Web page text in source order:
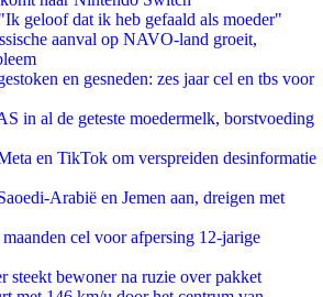
geloof dat ik heb gefaald als moeder"
aanval op NAVO-land groeit,
en gesneden: zes jaar cel en tbs voor
in al de geteste moedermelk, borstvoeding
en TikTok om verspreiden desinformatie
Arabië en Jemen aan, dreigen met
cel voor afpersing 12-jarige
steekt bewoner na ruzie over pakket